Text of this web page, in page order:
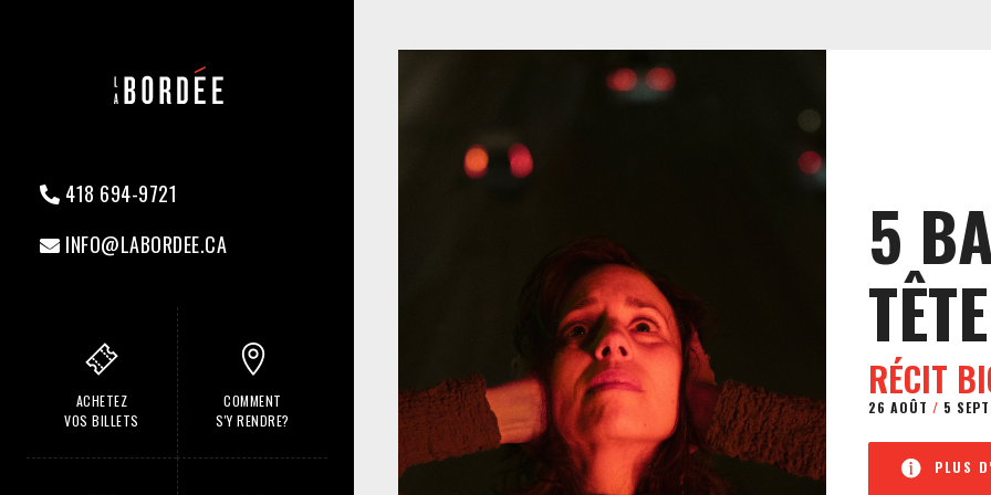
418 694-9721
INFO@LABORDEE.CA
ACHETEZ
VOS BILLETS
COMMENT
S'Y RENDRE?
5
TÊTE
RÉCIT
26 AOÛT / 5
PLUS